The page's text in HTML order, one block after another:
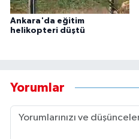
Ankara'da eğitim
helikopteri düştü
Yorumlar